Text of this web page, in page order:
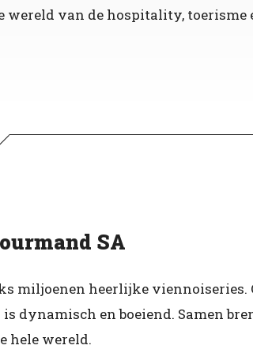
van de hospitality, toerisme
SA
miljoenen heerlijke
dynamisch en boeiend. Samen
hele wereld.